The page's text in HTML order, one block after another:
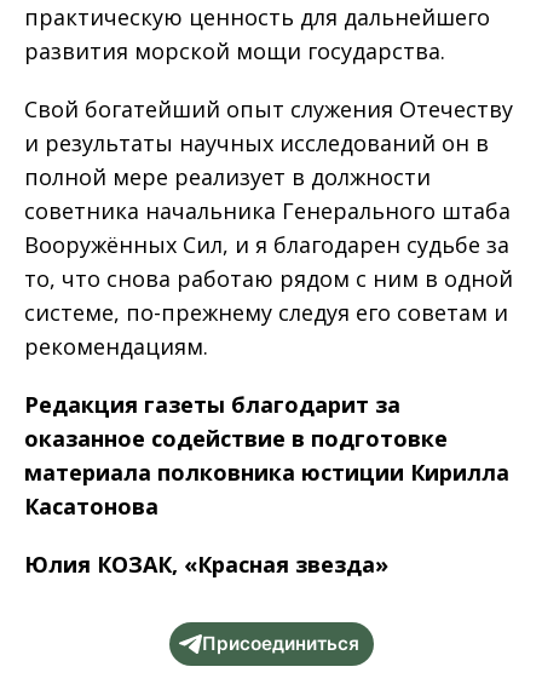
практическую ценность для дальнейшего
развития морской мощи государства.
Свой богатейший опыт служения Отечеству
и результаты научных исследований он в
полной мере реализует в должности
советника начальника Генерального штаба
Вооружённых Сил, и я благодарен судьбе за
то, что снова работаю рядом с ним в одной
системе, по-прежнему следуя его советам и
рекомендациям.
Редакция газеты благодарит за
оказанное содействие в подготовке
материала полковника юстиции Кирилла
Касатонова
Юлия КОЗАК, «Красная звезда»
Присоединиться